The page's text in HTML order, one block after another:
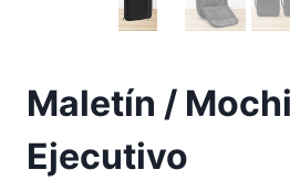
Maletín /
Ejecutivo